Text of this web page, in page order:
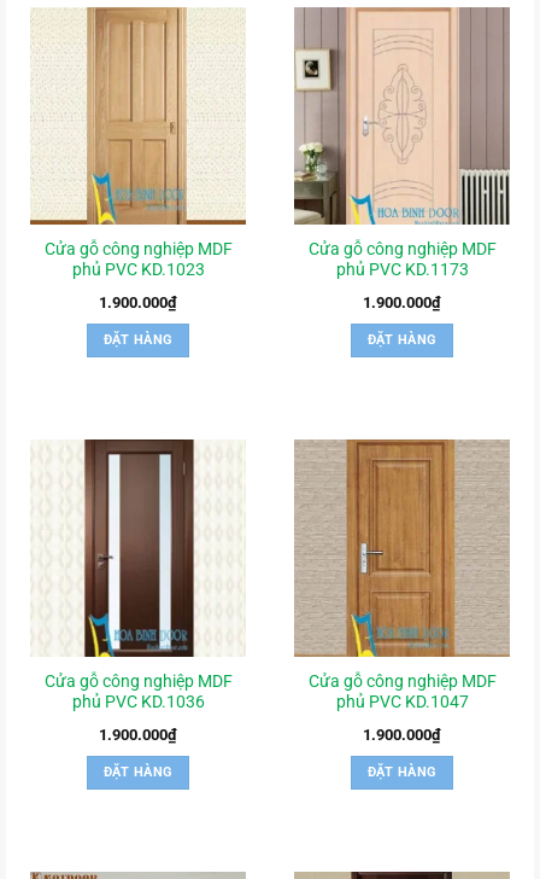
Cửa gỗ công nghiệp MDF
phủ PVC KD.1023
1.900.000₫
ĐẶT HÀNG
Cửa gỗ công nghiệp MDF
phủ PVC KD.1173
1.900.000₫
ĐẶT HÀNG
Cửa gỗ công nghiệp MDF
phủ PVC KD.1036
1.900.000₫
ĐẶT HÀNG
Cửa gỗ công nghiệp MDF
phủ PVC KD.1047
1.900.000₫
ĐẶT HÀNG